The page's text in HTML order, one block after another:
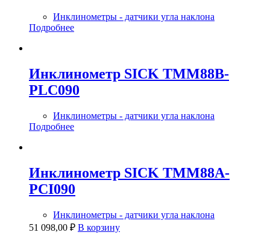
Инклинометры - датчики угла наклона
Подробнее
Инклинометр SICK TMM88B-
PLC090
Инклинометры - датчики угла наклона
Подробнее
Инклинометр SICK TMM88A-
PCI090
Инклинометры - датчики угла наклона
51 098,00 ₽ В корзину